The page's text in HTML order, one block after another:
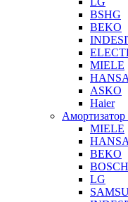
BSHG
BEKO
MIELE
HANSA
ASKO
Haier
MIELE
HANSA
BEKO
LG